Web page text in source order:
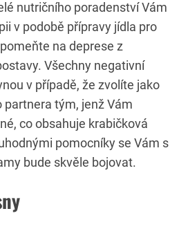
nutričního poradenství Vám
v podobě přípravy jídla pro
na deprese z
Všechny negativní
v případě, že zvolíte jako
partnera tým, jenž Vám
co obsahuje krabičková
pomocníky se Vám s
bude skvěle bojovat.